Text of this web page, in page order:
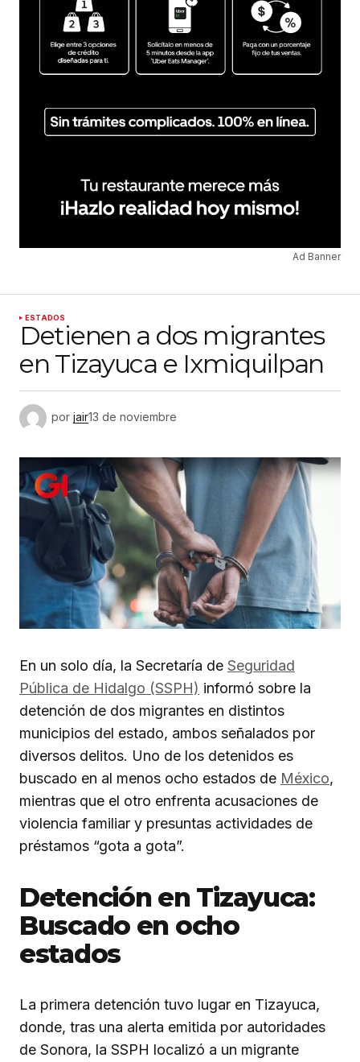
Ad Banner
ESTADOS
Detienen a dos migrantes
en Tizayuca e Ixmiquilpan
por jair13 de noviembre
En un solo día, la Secretaría de Seguridad
Pública de Hidalgo (SSPH) informó sobre la
detención de dos migrantes en distintos
municipios del estado, ambos señalados por
diversos delitos. Uno de los detenidos es
buscado en al menos ocho estados de México,
mientras que el otro enfrenta acusaciones de
violencia familiar y presuntas actividades de
préstamos “gota a gota”.
Detención en Tizayuca:
Buscado en ocho
estados
La primera detención tuvo lugar en Tizayuca,
donde, tras una alerta emitida por autoridades
de Sonora, la SSPH localizó a un migrante